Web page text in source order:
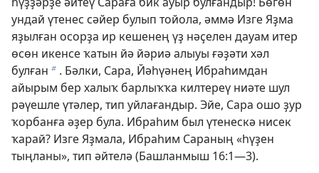
ундай үтенес сәйер булып тойола, әммә Изге Яҙма
яҙылған осорҙа ир кешенең үҙ нәҫелен дауам итер
өсөн икенсе ҡатын йә йәриә алыуы ғәҙәти хәл
булған b . Бәлки, Сара, Йәһүәнең Ибраһимдан
айырым бер халыҡ барлыҡҡа килтереү ниәте шул
рәүешле үтәлер, тип уйлағандыр. Эйе, Сара ошо ҙур
ҡорбанға әҙер була. Ибраһим был үтенескә нисек
ҡарай? Изге Яҙмала, Ибраһим Сараның «һүҙен
тыңланы», тип әйтелә (Башланмыш 16:1—3).